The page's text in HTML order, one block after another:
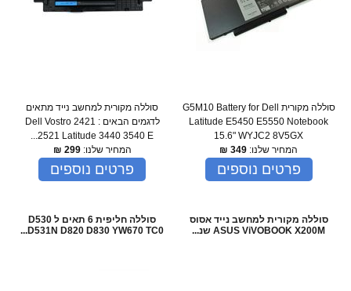
סוללה מקורית G5M10 Battery for Dell
Latitude E5450 E5550 Notebook
15.6" WYJC2 8V5GX
המחיר שלנו: 349
₪
פרטים נוספים
סוללה מקורית למחשב נייד מתאים
לדגמים הבאים : Dell Vostro 2421
2521 Latitude 3440 3540 E...
המחיר שלנו:299
₪
פרטים נוספים
סוללה מקורית למחשב נייד אסוס
ASUS ViVOBOOK X200M שנ...
סוללה חליפית 6 תאים ל D530
D531N D820 D830 YW670 TC0...